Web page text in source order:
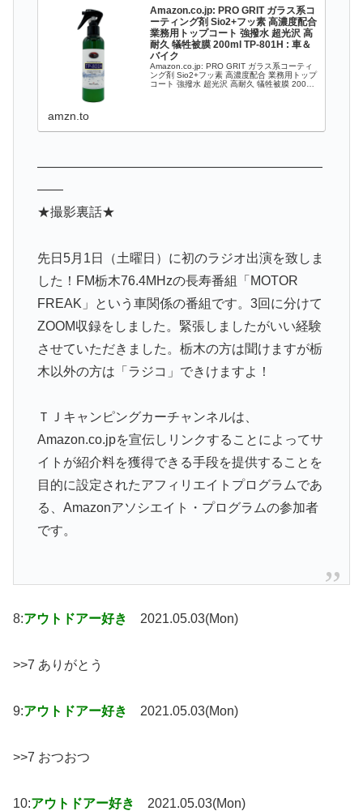
Amazon.co.jp: PRO GRIT ガラス系コ
ーティング剤 Sio2+フッ素 高濃度配合
業務用トップコート 強撥水 超光沢 高
耐久 犠牲被膜 200ml TP-801H : 車＆
バイク
Amazon.co.jp: PRO GRIT ガラス系コーティ
ング剤 Sio2+フッ素 高濃度配合 業務用トップ
コート 強撥水 超光沢 高耐久 犠牲被膜 200ml
amzn.to
——————————————————————
——
★撮影裏話★
先日5月1日（土曜日）に初のラジオ出演を致しま
した！FM栃木76.4MHzの長寿番組「MOTOR
FREAK」という車関係の番組です。3回に分けて
ZOOM収録をしました。緊張しましたがいい経験
させていただきました。栃木の方は聞けますが栃
木以外の方は「ラジコ」できけますよ！
ＴＪキャンピングカーチャンネルは、
Amazon.co.jpを宣伝しリンクすることによってサ
イトが紹介料を獲得できる手段を提供することを
目的に設定されたアフィリエイトプログラムであ
る、Amazonアソシエイト・プログラムの参加者
です。
8:アウトドアー好き 2021.05.03(Mon)
>>7 ありがとう
9:アウトドアー好き 2021.05.03(Mon)
>>7 おつおつ
10:アウトドアー好き 2021.05.03(Mon)